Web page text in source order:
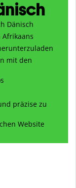
Dänisch
Afrikaans
mit den
präzise zu
Website